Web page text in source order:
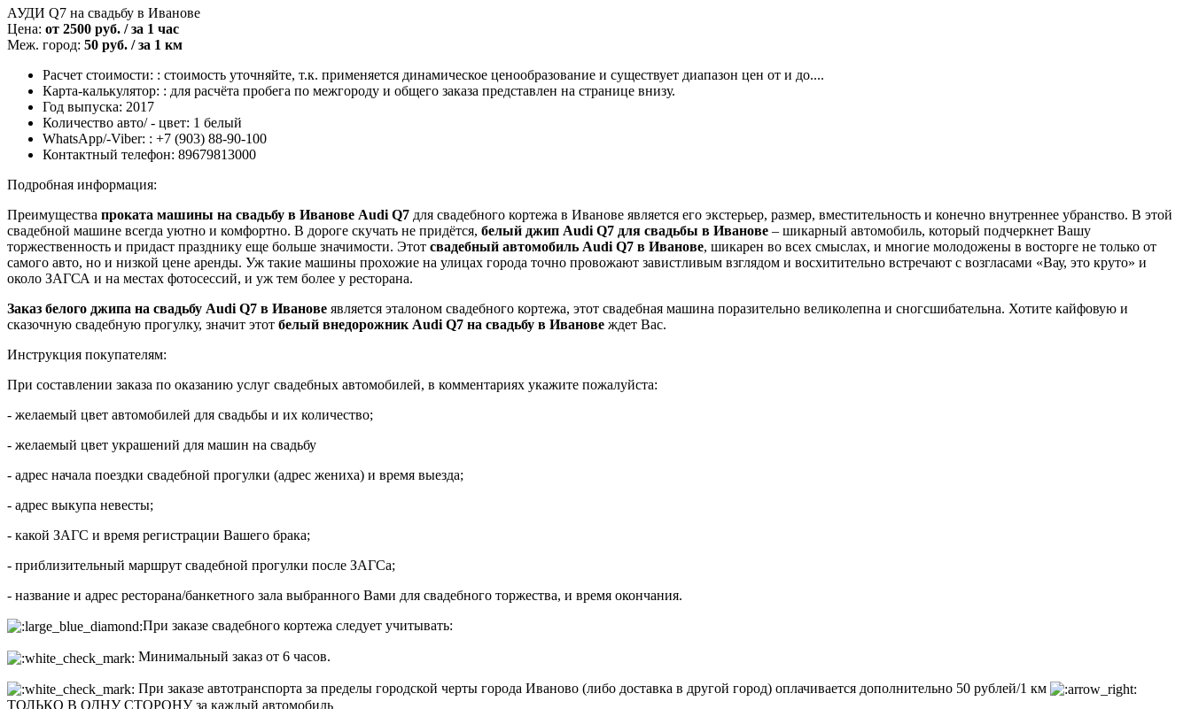
АУДИ Q7 на свадьбу в Иванове
Цена: от 2500 руб. / за 1 час
Меж. город: 50 руб. / за 1 км
Расчет стоимости: : стоимость уточняйте, т.к. применяется динамическое ценообразование и существует диапазон цен от и до....
Карта-калькулятор: : для расчёта пробега по межгороду и общего заказа представлен на странице внизу.
Год выпуска: 2017
Количество авто/ - цвет: 1 белый
WhatsApp/-Viber: : +7 (903) 88-90-100
Контактный телефон: 89679813000
Подробная информация:
Преимущества проката машины на свадьбу в Иванове Audi Q7 для свадебного кортежа в Иванове является его экстерьер, размер, вместительность и конечно внутреннее убранство. В этой
свадебной машине всегда уютно и комфортно. В дороге скучать не придётся, белый джип Audi Q7 для свадьбы в Иванове – шикарный автомобиль, который подчеркнет Вашу
торжественность и придаст празднику еще больше значимости. Этот свадебный автомобиль Audi Q7 в Иванове, шикарен во всех смыслах, и многие молодожены в восторге не только от
самого авто, но и низкой цене аренды. Уж такие машины прохожие на улицах города точно провожают завистливым взглядом и восхитительно встречают с возгласами «Вау, это круто» и
около ЗАГСА и на местах фотосессий, и уж тем более у ресторана.
Заказ белого джипа на свадьбу Audi Q7 в Иванове является эталоном свадебного кортежа, этот свадебная машина поразительно великолепна и сногсшибательна. Хотите кайфовую и
сказочную свадебную прогулку, значит этот белый внедорожник Audi Q7 на свадьбу в Иванове ждет Вас.
Инструкция покупателям:
При составлении заказа по оказанию услуг свадебных автомобилей, в комментариях укажите пожалуйста:
- желаемый цвет автомобилей для свадьбы и их количество;
- желаемый цвет украшений для машин на свадьбу
- адрес начала поездки свадебной прогулки (адрес жениха) и время выезда;
- адрес выкупа невесты;
- какой ЗАГС и время регистрации Вашего брака;
- приблизительный маршрут свадебной прогулки после ЗАГСа;
- название и адрес ресторана/банкетного зала выбранного Вами для свадебного торжества, и время окончания.
При заказе свадебного кортежа следует учитывать:
Минимальный заказ от 6 часов.
При заказе автотранспорта за пределы городской черты города Иваново (либо доставка в другой город) оплачивается дополнительно 50 рублей/1 км
ТОЛЬКО В ОДНУ СТОРОНУ за каждый автомобиль